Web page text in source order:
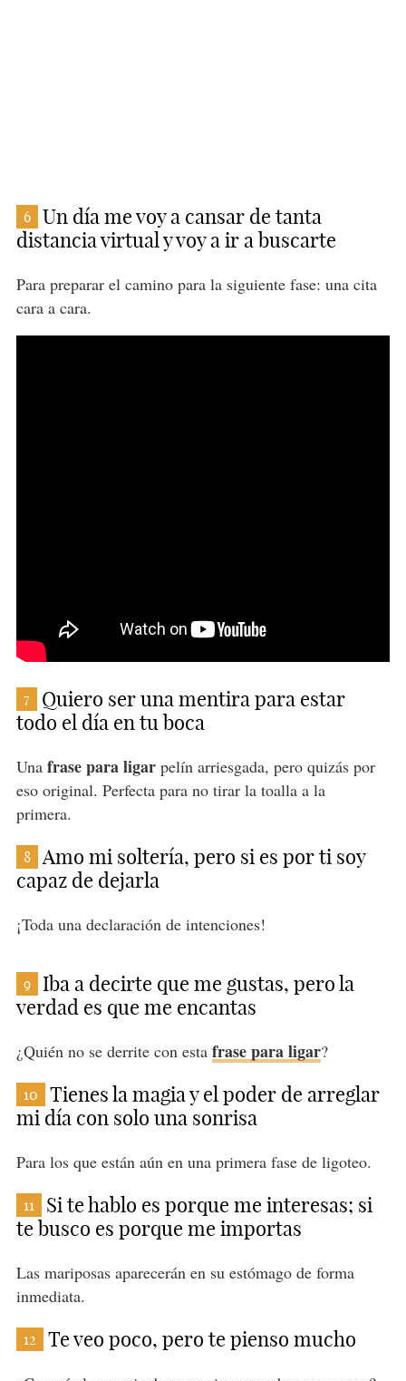
6
Un día me voy a cansar de tanta
distancia virtual y voy a ir a buscarte
Para preparar el camino para la siguiente fase: una cita
cara a cara.
7
Quiero ser una mentira para estar
todo el día en tu boca
Una frase para ligarpelín arriesgada, pero quizás por
eso original. Perfecta para no tirar la toalla a la
primera.
8
Amo mi soltería, pero si es por ti soy
capaz de dejarla
¡Toda una declaración de intenciones!
9
Iba a decirte que me gustas, pero la
verdad es que me encantas
¿Quién no se derrite con esta frase para ligar?
10
Tienes la magia y el poder de arreglar
mi día con solo una sonrisa
Para los que están aún en una primera fase de ligoteo.
11
Si te hablo es porque me interesas; si
te busco es porque me importas
Las mariposas aparecerán en su estómago de forma
inmediata.
12 Te veo poco, pero te pienso mucho